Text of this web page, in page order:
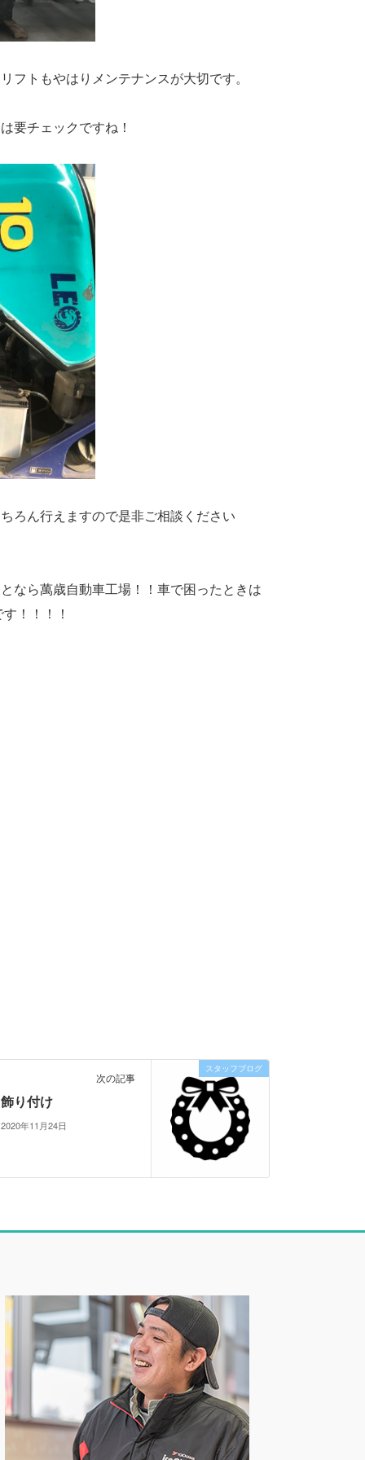
トもやはりメンテナンスが大切です。
要チェックですね！
ろん行えますので是非ご相談ください
なら萬歳自動車工場！！車で困ったときは
！！！！
スタッフブログ
次の記事
飾り付け
2020年11月24日